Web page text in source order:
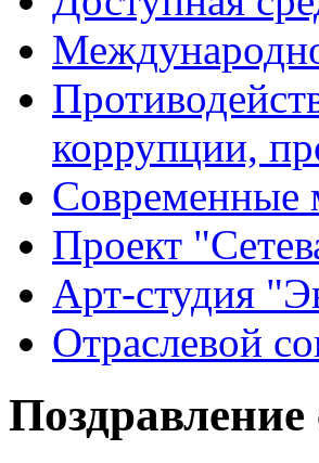
коррупции,
Современные
Проект
Арт-студия
Отраслевой